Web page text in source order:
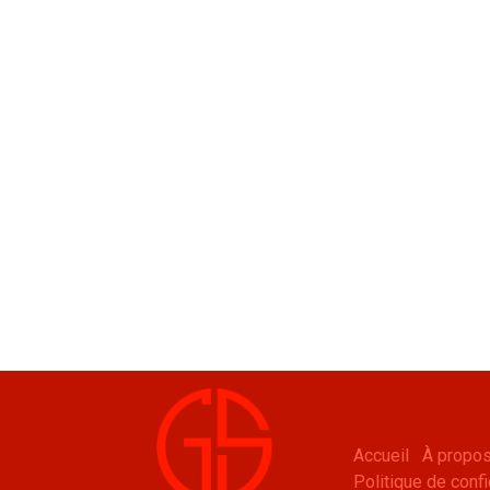
Accueil À
Politique de